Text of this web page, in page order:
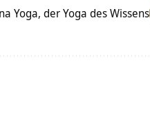
Yoga, der Yoga des Wissens